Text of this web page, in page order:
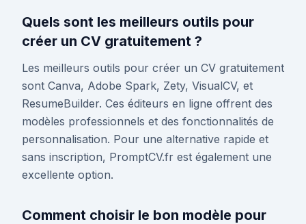
Quels sont les meilleurs outils pour
créer un CV gratuitement ?
Les meilleurs outils pour créer un CV gratuitement
sont Canva, Adobe Spark, Zety, VisualCV, et
ResumeBuilder. Ces éditeurs en ligne offrent des
modèles professionnels et des fonctionnalités de
personnalisation. Pour une alternative rapide et
sans inscription, PromptCV.fr est également une
excellente option.
Comment choisir le bon modèle pour